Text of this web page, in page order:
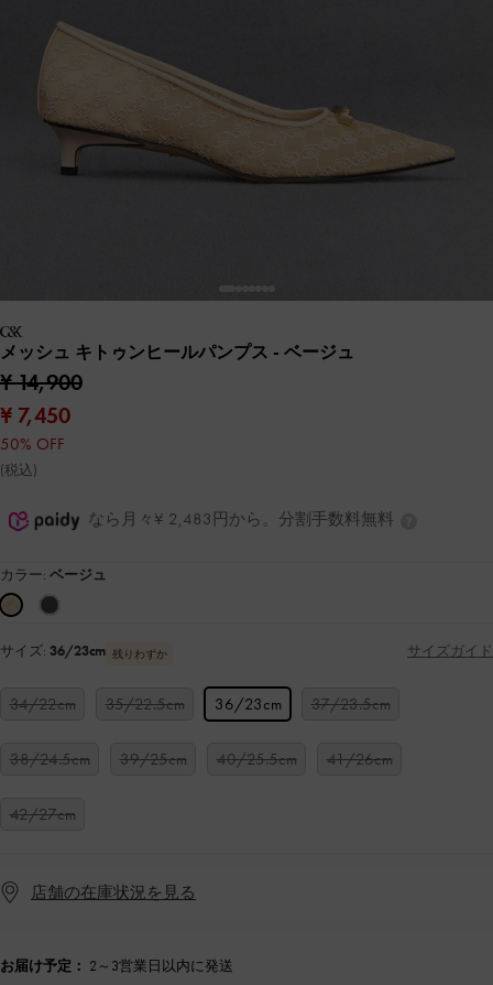
メッシュ キトゥンヒールパンプス - ベージュ
¥ 14,900
¥ 7,450
50% OFF
(税込)
なら月々¥ 2,483円から。分割手数料無料
カラー: ベージュ
サイズ: 36/23cm 残りわずか サイズガイド
34/22cm 35/22.5cm 36/23cm 37/23.5cm
38/24.5cm 39/25cm 40/25.5cm 41/26cm
42/27cm
店舗の在庫状況を見る
お届け予定： 2～3営業日以内に発送